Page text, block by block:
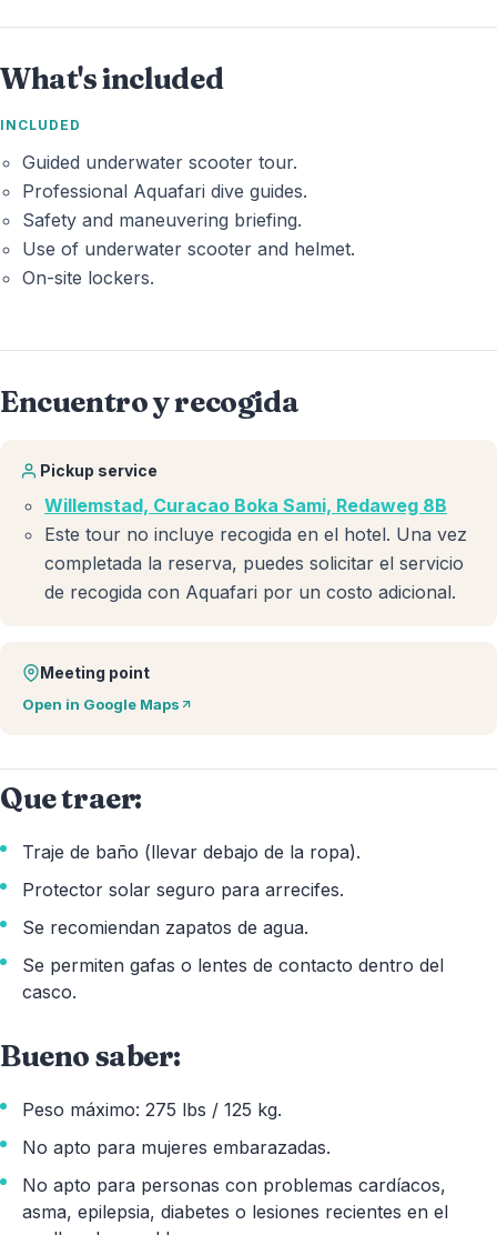
What's included
INCLUDED
Guided underwater scooter tour.
Professional Aquafari dive guides.
Safety and maneuvering briefing.
Use of underwater scooter and helmet.
On-site lockers.
Encuentro y recogida
Pickup service
Willemstad, Curacao Boka Sami, Redaweg 8B
Este tour no incluye recogida en el hotel. Una vez
completada la reserva, puedes solicitar el servicio
de recogida con Aquafari por un costo adicional.
Meeting point
Open in Google Maps
Que traer:
Traje de baño (llevar debajo de la ropa).
Protector solar seguro para arrecifes.
Se recomiendan zapatos de agua.
Se permiten gafas o lentes de contacto dentro del
casco.
Bueno saber:
Peso máximo: 275 lbs / 125 kg.
No apto para mujeres embarazadas.
No apto para personas con problemas cardíacos,
asma, epilepsia, diabetes o lesiones recientes en el